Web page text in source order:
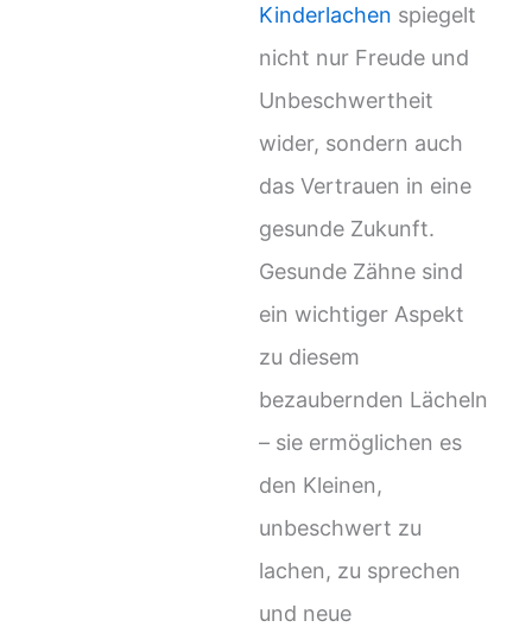
Kinderlachen spiegelt
nicht nur Freude und
Unbeschwertheit
wider, sondern auch
das Vertrauen in eine
gesunde Zukunft.
Gesunde Zähne sind
ein wichtiger Aspekt
zu diesem
bezaubernden Lächeln
– sie ermöglichen es
den Kleinen,
unbeschwert zu
lachen, zu sprechen
und neue